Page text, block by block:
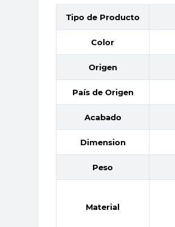
Tipo de Producto
Color
Origen
País de Origen
Acabado
Dimension
Peso
Material